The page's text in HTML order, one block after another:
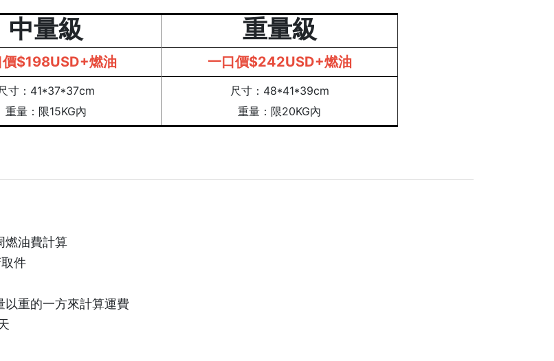
中量級 重量級
價$198USD+燃油 一口價$242USD+燃油
寸：41*37*37cm
重量：限15KG內
尺寸：48*41*39cm
重量：限20KG內
燃油費計算
件
重的一方來計算運費